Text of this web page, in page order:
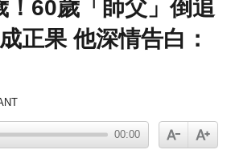
！60歲「師父」倒追
正果 他深情告白：
00:00